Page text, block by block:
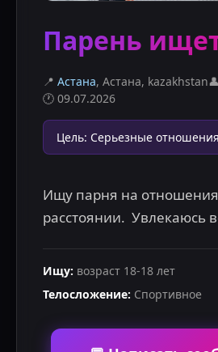
Парень
📍 Астана, Астана, kazakhstan👤
🕐 09.07.2026
Цель: Серьезные отношения
Ищу парня на
расстоянии.  Увлекаюсь
Ищу: возраст 18-18 лет
Телосложение: Спортивное